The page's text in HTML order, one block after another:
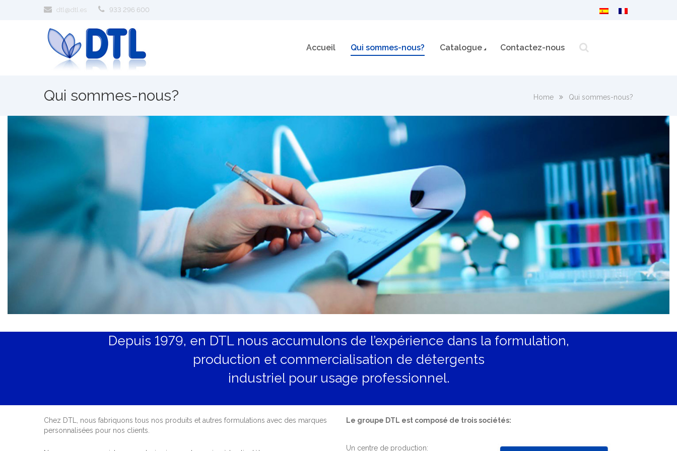
dtl@dtl.es 933 296 600
Accueil Qui sommes-nous? Catalogue Contactez-nous
Qui sommes-nous? Home Qui sommes-nous?
Depuis 1979, en DTL nous accumulons de l’expérience dans la formulation,
production et commercialisation de détergents
industriel pour usage professionnel.
Chez DTL, nous fabriquons tous nos produits et autres formulations avec des marques
personnalisées pour nos clients.
Le groupe DTL est composé de trois sociétés:
Un centre de production: